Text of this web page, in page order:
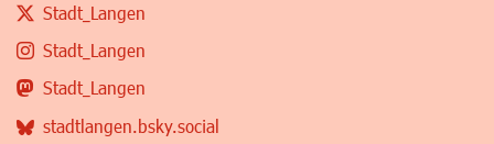
Stadt_Langen
Stadt_Langen
Stadt_Langen
stadtlangen.bsky.social